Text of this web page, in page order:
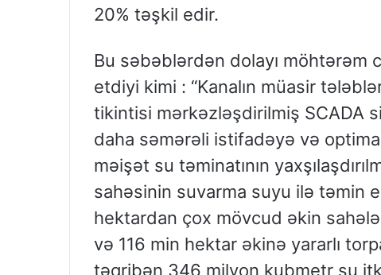
20% təşkil edir.
Bu səbəblərdən dolayı
etdiyi kimi : “Kanalın müasir
tikintisi mərkəzləşdirilmiş SCADA
daha səmərəli istifadəyə və
məişət su təminatının
sahəsinin suvarma suyu ilə təmin
hektardan çox mövcud əkin
və 116 min hektar əkinə yararlı
təqribən 346 milyon kubmetr su